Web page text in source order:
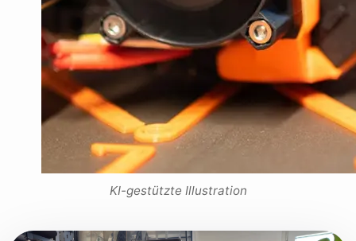
KI-gestützte Illustration